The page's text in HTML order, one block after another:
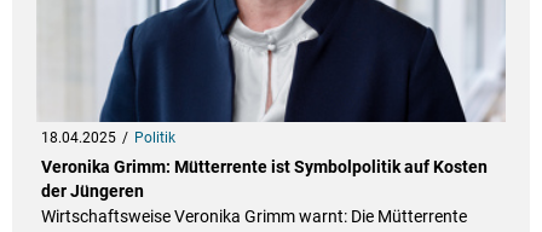
18.04.2025 Politik
Veronika Grimm: Mütterrente ist Symbolpolitik auf Kosten
der Jüngeren
Wirtschaftsweise Veronika Grimm warnt: Die Mütterrente